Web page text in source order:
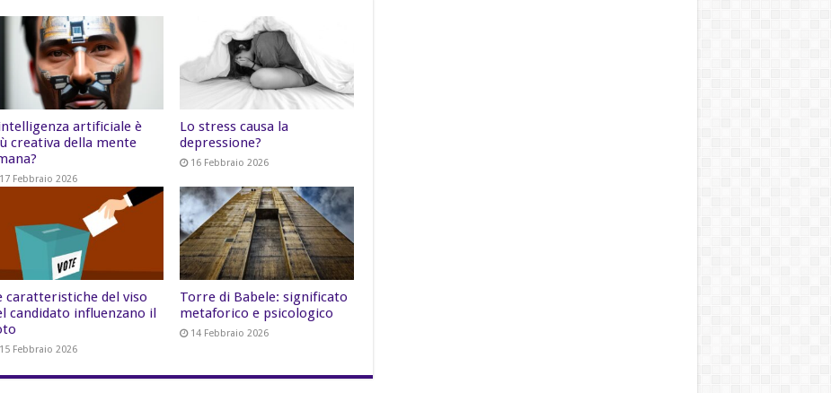
artificiale è
creativa della mente
17 Febbraio 2026
Lo stress causa la
depressione?
16 Febbraio 2026
caratteristiche del viso
candidato influenzano il
15 Febbraio 2026
Torre di Babele: significato
metaforico e psicologico
14 Febbraio 2026